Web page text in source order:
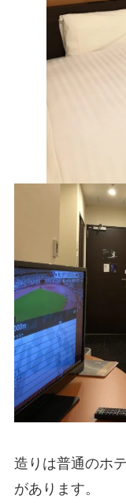
造りは普通のホ
があります。